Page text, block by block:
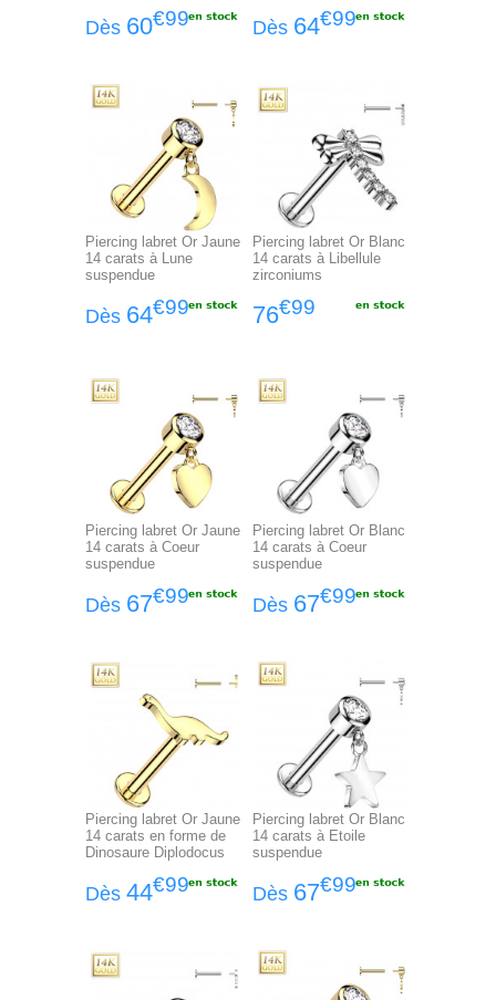
Dès 60€99 Dès 64€99
Piercing labret Or Jaune
14 carats à Lune
suspendue
Dès 64€99
Piercing labret Or Blanc
14 carats à Libellule
zirconiums
76€99
Piercing labret Or Jaune
14 carats à Coeur
suspendue
Dès 67€99
Piercing labret Or Blanc
14 carats à Coeur
suspendue
Dès 67€99
Piercing labret Or Jaune
14 carats en forme de
Dinosaure Diplodocus
Dès 44€99
Piercing labret Or Blanc
14 carats à Etoile
suspendue
Dès 67€99